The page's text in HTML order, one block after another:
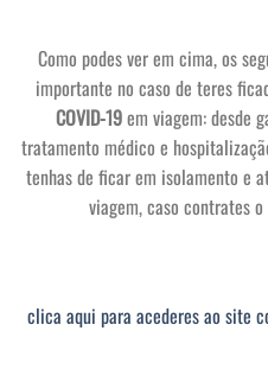
Como podes ver em cima, os
importante no caso de teres
COVID-19em viagem: desde
tratamento médico e
tenhas de ficar em isolamento e
viagem, caso contrates
clica aqui para acederes ao site